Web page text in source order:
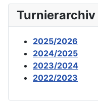
Turnierarchiv
2025/2026
2024/2025
2023/2024
2022/2023